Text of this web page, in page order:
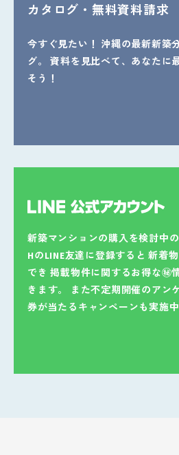
カタログ・無料資料請求
今すぐ見たい！
沖縄の最新新築
グ。
資料を見比べて、あなたに
そう！
新築マンションの購入を検討中
HのLINE友達に登録すると 新着
でき 掲載物件に関するお得な㊙
きます。
また不定期開催のアン
券が当たるキャンペーンも実施